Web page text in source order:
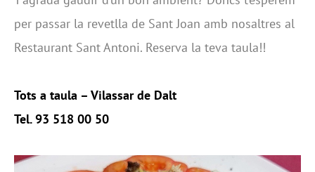
per passar la revetlla de Sant Joan amb nosaltres al
Restaurant Sant Antoni. Reserva la teva taula!!
Tots a taula – Vilassar de Dalt
Tel. 93 518 00 50